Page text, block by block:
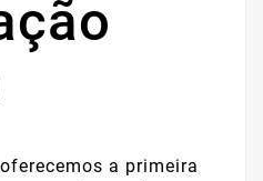
oferecemos a primeira